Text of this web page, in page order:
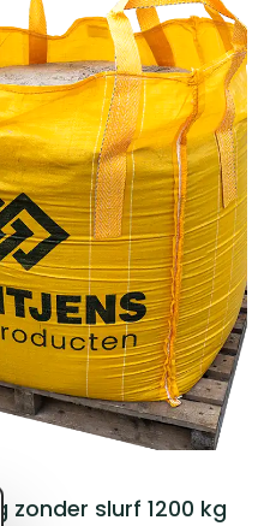
zonder slurf 1200 kg